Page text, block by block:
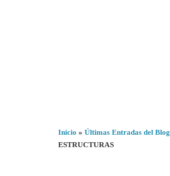
Inicio » Últimas Entradas del Blog
ESTRUCTURAS